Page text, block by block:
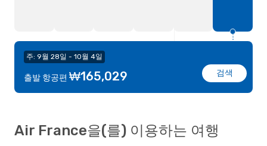
주: 9월 28일 - 10월 4일
출발 항공편 ₩165,029 검색
Air France을(를) 이용하는 여행